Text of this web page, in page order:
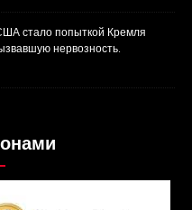
стало попыткой Кремля
нервозность.